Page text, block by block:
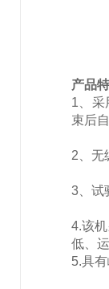
产品
1、采
束后
2、无
3、试
4.该
低、
5.具